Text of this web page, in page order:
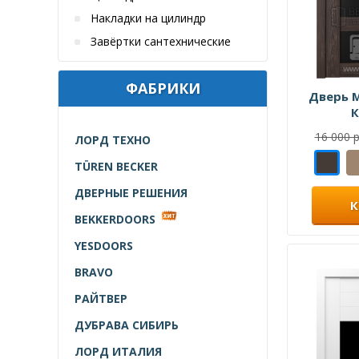
Накладки на цилиндр
Завёртки сантехнические
ФАБРИКИ
ЛОРД ТЕХНО
TÜREN BECKER
ДВЕРНЫЕ РЕШЕНИЯ
BEKKERDOORS
YESDOORS
BRAVO
РАЙТВЕР
ДУБРАВА СИБИРЬ
ЛОРД ИТАЛИЯ
Дверь
16 000